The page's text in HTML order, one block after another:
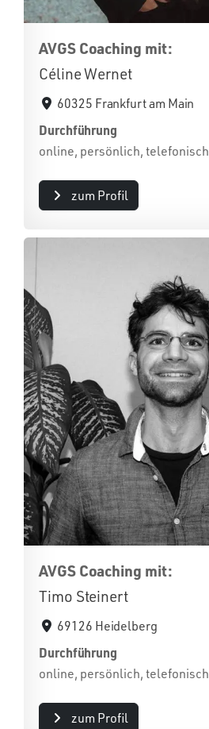
AVGS Coaching mit:
Céline Wernet
60325 Frankfurt am Main
Durchführung
online, persönlich, telefonisch
zum Profil
AVGS Coaching mit:
Timo Steinert
69126 Heidelberg
Durchführung
online, persönlich, telefonisch
zum Profil